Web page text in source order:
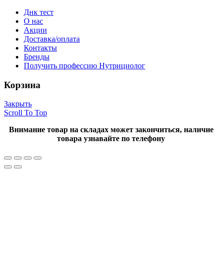
Днк тест
О нас
Акции
Доставка/оплата
Контакты
Бренды
Получить профессию Нутрициолог
Корзина
Закрыть
Scroll To Top
Внимание товар на складах может закончиться, наличие
товара узнавайте по телефону